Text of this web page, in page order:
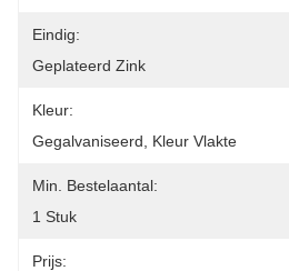
Eindig:
Geplateerd Zink
Kleur:
Gegalvaniseerd, Kleur Vlakte
Min. Bestelaantal:
1 Stuk
Prijs: